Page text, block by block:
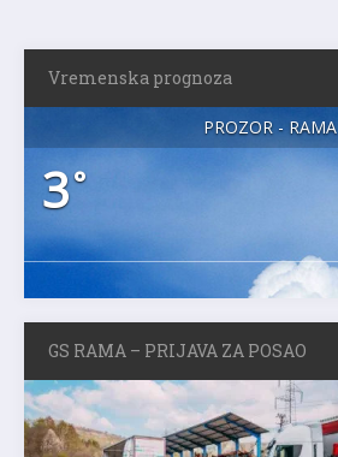
Vremenska prognoza
PROZOR - RAMA
3°
GS RAMA – PRIJAVA ZA POSAO